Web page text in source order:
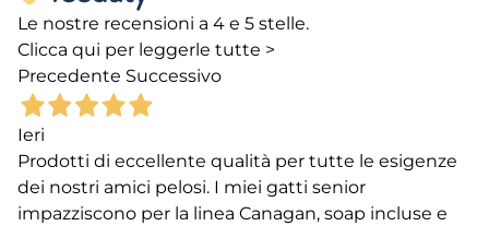
Le nostre recensioni a 4 e 5 stelle.
Clicca qui per leggerle tutte >
Precedente Successivo
Ieri
Prodotti di eccellente qualità per tutte le esigenze
dei nostri amici pelosi. I miei gatti senior
impazziscono per la linea Canagan, soap incluse e